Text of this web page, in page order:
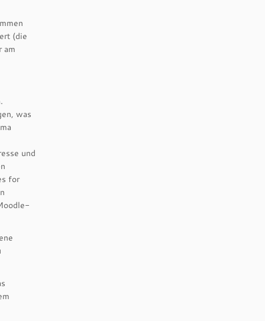
(die
am
was
und
for